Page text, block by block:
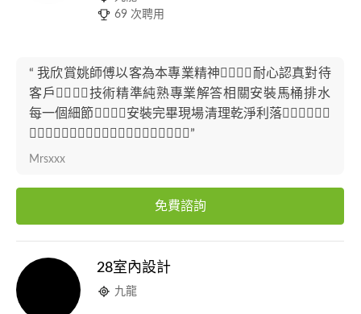
69 次聘用
“ 我欣賞姚師傅以客為本專業精神👍🏻👍🏻耐心認真對待
客戶👍🏻👍🏻技術精準純熟專業解答相關安裝馬桶排水
每一個細節👍🏻👍🏻安裝完畢現場清理乾淨利落👍🏻👍🏻👍🏻
👍🏻👍🏻👍🏻👍🏻👍🏻👍🏻👍🏻👍🏻👍🏻👍🏻”
Mrsxxx
免費諮詢
28室內設計
九龍